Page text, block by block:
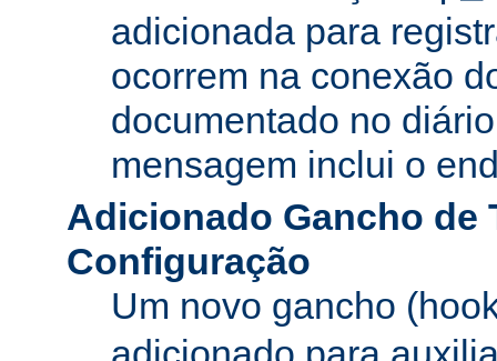
adicionada para
ocorrem na conexão
documentado no
mensagem inclui o
Adicionado Gancho de
Configuração
Um novo gancho